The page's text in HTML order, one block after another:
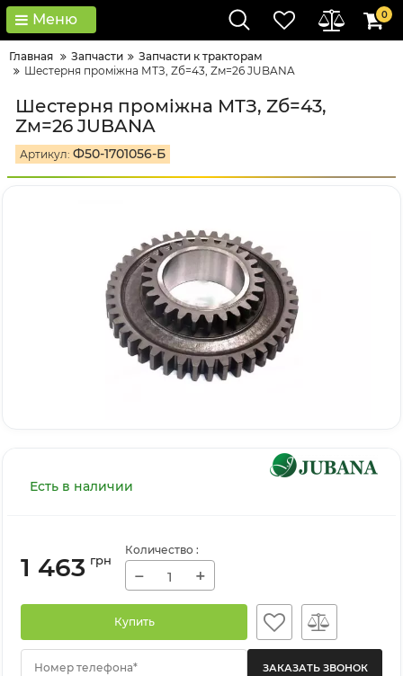
Меню 0
Главная Запчасти
Запчасти к тракторам
Шестерня проміжна МТЗ, Zб=43, Zм=26 JUBANA
Шестерня проміжна МТЗ, Zб=43,
Zм=26 JUBANA
Артикул: Ф50-1701056-Б
Есть в наличии
1 463 грн
Количество :
− +
Купить
Номер телефона*